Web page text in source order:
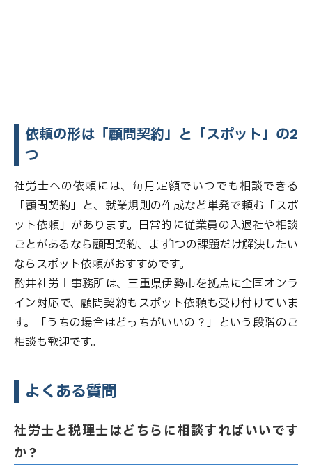
依頼の形は「顧問契約」と「スポット」の2
つ
社労士への依頼には、毎月定額でいつでも相談できる
「顧問契約」と、就業規則の作成など単発で頼む「スポ
ット依頼」があります。日常的に従業員の入退社や相談
ごとがあるなら顧問契約、まず1つの課題だけ解決したい
ならスポット依頼がおすすめです。
酌井社労士事務所は、三重県伊勢市を拠点に全国オンラ
イン対応で、顧問契約もスポット依頼も受け付けていま
す。「うちの場合はどっちがいいの？」という段階のご
相談も歓迎です。
よくある質問
社労士と税理士はどちらに相談すればいいです
か？